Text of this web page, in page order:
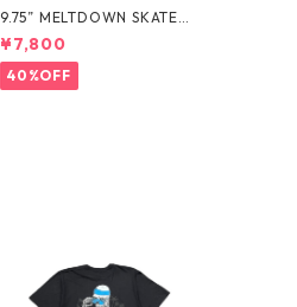
9.75” MELTDOWN SKATES
- EXCALIBIRD DECK -
¥7,800
40%OFF